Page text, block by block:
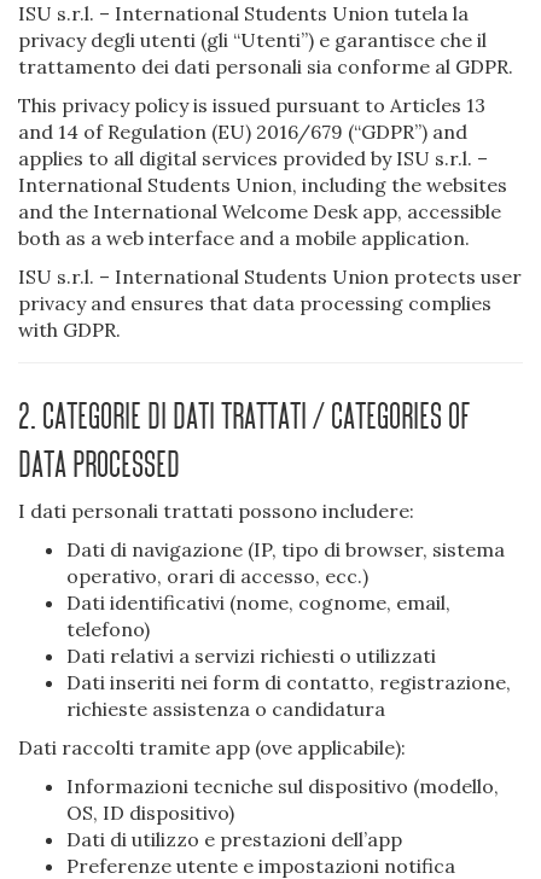
ISU s.r.l. – International Students Union tutela la
privacy degli utenti (gli “Utenti”) e garantisce che il
trattamento dei dati personali sia conforme al GDPR.
This privacy policy is issued pursuant to Articles 13
and 14 of Regulation (EU) 2016/679 (“GDPR”) and
applies to all digital services provided by ISU s.r.l. –
International Students Union, including the websites
and the International Welcome Desk app, accessible
both as a web interface and a mobile application.
ISU s.r.l. – International Students Union protects user
privacy and ensures that data processing complies
with GDPR.
2. Categorie di dati trattati / Categories of
Data Processed
I dati personali trattati possono includere:
Dati di navigazione (IP, tipo di browser, sistema
operativo, orari di accesso, ecc.)
Dati identificativi (nome, cognome, email,
telefono)
Dati relativi a servizi richiesti o utilizzati
Dati inseriti nei form di contatto, registrazione,
richieste assistenza o candidatura
Dati raccolti tramite app (ove applicabile):
Informazioni tecniche sul dispositivo (modello,
OS, ID dispositivo)
Dati di utilizzo e prestazioni dell’app
Preferenze utente e impostazioni notifica